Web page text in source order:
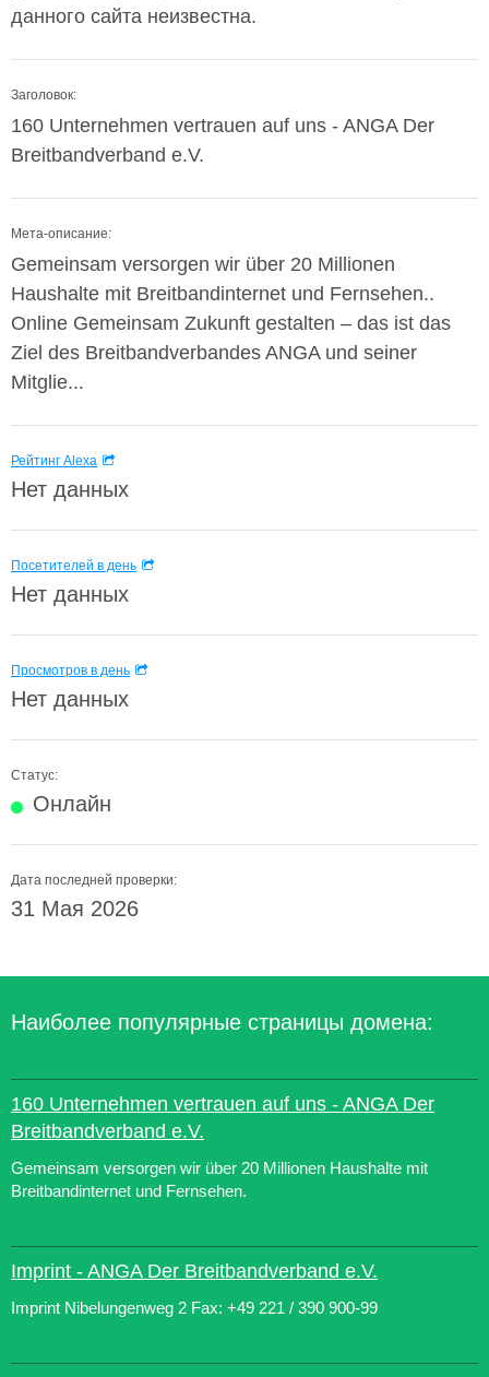
данного сайта неизвестна.
Заголовок:
160 Unternehmen vertrauen auf uns - ANGA Der
Breitbandverband e.V.
Мета-описание:
Gemeinsam versorgen wir über 20 Millionen
Haushalte mit Breitbandinternet und Fernsehen..
Online Gemeinsam Zukunft gestalten – das ist das
Ziel des Breitbandverbandes ANGA und seiner
Mitglie...
Рейтинг Alexa
Нет данных
Посетителей в день
Нет данных
Просмотров в день
Нет данных
Статус:
Онлайн
Дата последней проверки:
31 Мая 2026
Наиболее популярные страницы домена:
160 Unternehmen vertrauen auf uns - ANGA Der
Breitbandverband e.V.
Gemeinsam versorgen wir über 20 Millionen Haushalte mit
Breitbandinternet und Fernsehen.
Imprint - ANGA Der Breitbandverband e.V.
Imprint Nibelungenweg 2 Fax: +49 221 / 390 900-99